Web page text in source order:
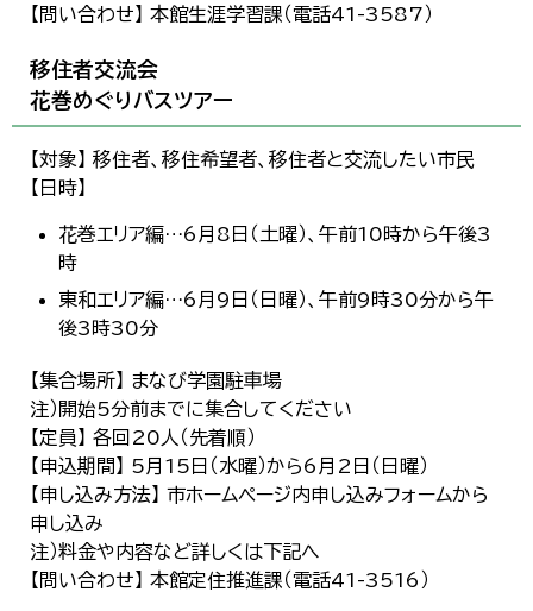
【問い合わせ】 本館生涯学習課（電話41-3587）
移住者交流会
花巻めぐりバスツアー
【対象】 移住者、移住希望者、移住者と交流したい市民
【日時】
花巻エリア編…6月8日（土曜）、午前10時から午後3
時
東和エリア編…6月9日（日曜）、午前9時30分から午
後3時30分
【集合場所】 まなび学園駐車場
注）開始5分前までに集合してください
【定員】 各回20人（先着順）
【申込期間】 5月15日（水曜）から6月2日（日曜）
【申し込み方法】 市ホームページ内申し込みフォームから
申し込み
注）料金や内容など詳しくは下記へ
【問い合わせ】 本館定住推進課（電話41-3516）